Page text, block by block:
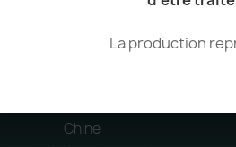
La production
Chine